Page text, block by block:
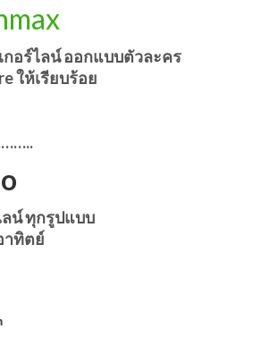
อร์ไลน์ ออกแบบตัวละคร
ให้เรียบร้อย
น์ ทุกรูปแบบ
าทิตย์